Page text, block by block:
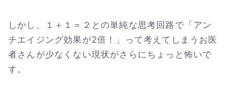
しかし、１＋１＝２との単純な思考回路で「アン
チエイジング効果が2倍！」って考えてしまうお医
者さんが少なくない現状がさらにちょっと怖いで
す。